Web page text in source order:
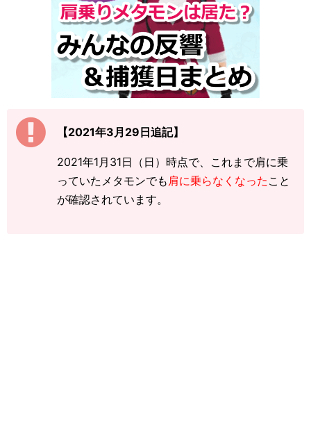
【2021年3月29日追記】
2021年1月31日（日）時点で、これまで肩に乗
っていたメタモンでも肩に乗らなくなった こと
が確認されています。